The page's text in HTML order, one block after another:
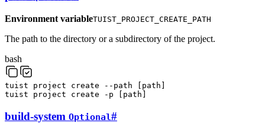
Environment variableTUIST_PROJECT_CREATE_PATH
The path to the directory or a subdirectory of the project.
bash
tuist project create --path path
tuist
project create -p path
build-system Optional#